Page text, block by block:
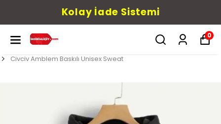
Kolay İade Sistemi
0
Civciv Amblem Baskılı Unisex Sweat